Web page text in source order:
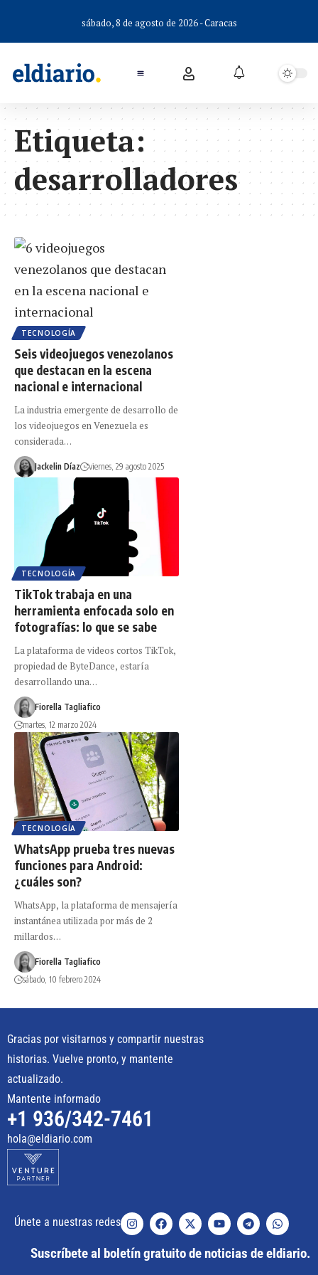
sábado, 8 de agosto de 2026 - Caracas
Etiqueta:
desarrolladores
TECNOLOGÍA
Seis videojuegos venezolanos
que destacan en la escena
nacional e internacional
La industria emergente de desarrollo de
los videojuegos en Venezuela es
considerada…
Jackelin Díaz viernes, 29 agosto 2025
TECNOLOGÍA
TikTok trabaja en una
herramienta enfocada solo en
fotografías: lo que se sabe
La plataforma de videos cortos TikTok,
propiedad de ByteDance, estaría
desarrollando una…
Fiorella Tagliafico
martes, 12 marzo 2024
TECNOLOGÍA
WhatsApp prueba tres nuevas
funciones para Android:
¿cuáles son?
WhatsApp, la plataforma de mensajería
instantánea utilizada por más de 2
millardos…
Fiorella Tagliafico
sábado, 10 febrero 2024
Gracias por visitarnos y compartir nuestras
historias. Vuelve pronto, y mantente
actualizado.
Mantente informado
+1 936/342-7461
hola@eldiario.com
Únete a nuestras redes
Suscríbete al boletín gratuito de noticias de eldiario.